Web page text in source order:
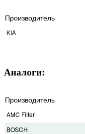
Производитель
KIA
Аналоги:
Производитель
AMC Filter
BOSCH